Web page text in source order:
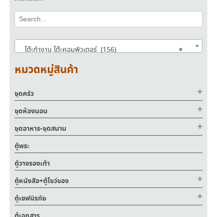
×
โต๊ะทำงาน โต๊ะคอมพิวเตอร์ (156)
หมวดหมู่สินค้า
ชุดครัว
ชุดห้องนอน
ชุดอาหาร-ชุดสนาม
ตู้พระ
ตู้วางรองเท้า
ตู้หนังสือ+ตู้โชว์ของ
ตู้เซฟนิรภัย